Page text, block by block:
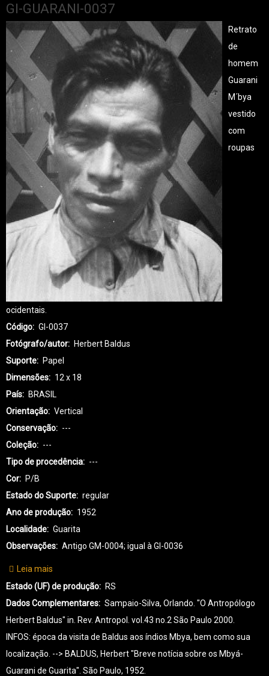
GI-GUARANI-0037
Retrato
de
homem
Guarani
M´bya
vestido
com
roupas
ocidentais.
Código
GI-0037
Fotógrafo/autor
Herbert Baldus
Suporte
Papel
Dimensões
12 x 18
País
BRASIL
Orientação
Vertical
Conservação
---
Coleção
---
Tipo de procedência
---
Cor
P/B
Estado do Suporte
regular
Ano de produção
1952
Localidade
Guarita
Observações
Antigo GM-0004; igual à GI-0036
Leia mais
GI-
GUARANI-
0037
Estado (UF) de produção
RS
Dados Complementares
Sampaio-Silva, Orlando. "O Antropólogo
Herbert Baldus" in. Rev. Antropol. vol.43 no.2 São Paulo 2000.
INFOS: época da visita de Baldus aos índios Mbya, bem como sua
localização. --> BALDUS, Herbert "Breve notícia sobre os Mbyá-
Guarani de Guarita". São Paulo, 1952.